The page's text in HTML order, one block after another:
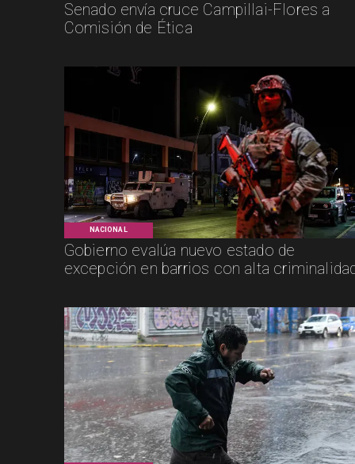
Senado envía cruce Campillai-Flores a
Comisión de Ética
NACIONAL
Gobierno evalúa nuevo estado de
excepción en barrios con alta